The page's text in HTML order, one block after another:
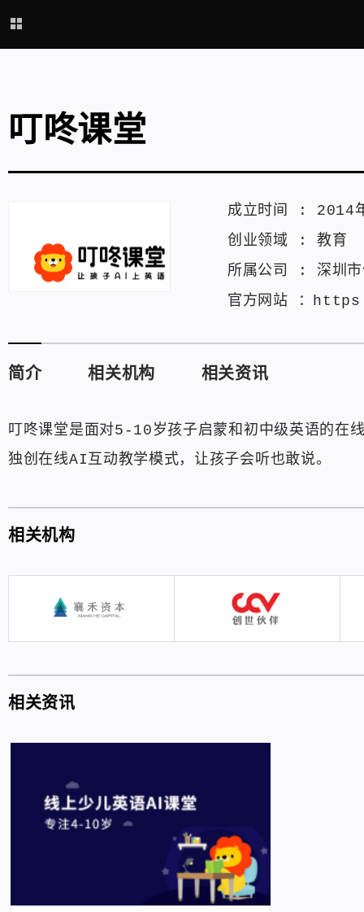
叮咚课堂
成立时间 : 2014
创业领域 : 教育
所属公司 : 深圳
官方网站 ：
简介 相关机构 相关资讯
叮咚课堂是面对5-10岁孩子启蒙和初中级英语的在
独创在线AI互动教学模式，让孩子会听也敢说。
相关机构
相关资讯